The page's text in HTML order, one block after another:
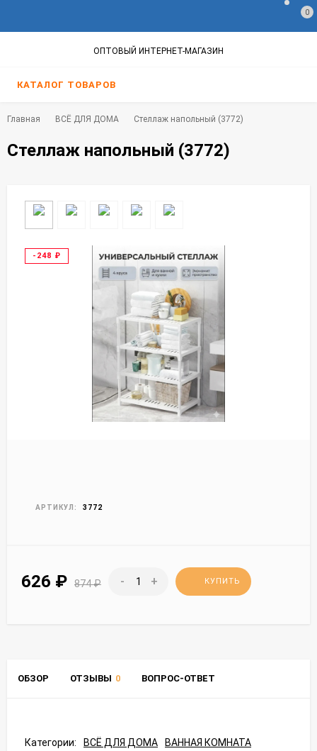
0
ОПТОВЫЙ ИНТЕРНЕТ-МАГАЗИН
КАТАЛОГ ТОВАРОВ
Главная ВСЁ ДЛЯ ДОМА Стеллаж напольный (3772)
Стеллаж напольный (3772)
-248 ₽
АРТИКУЛ: 3772
626 ₽ 874₽ - + КУПИТЬ
ОБЗОР ОТЗЫВЫ 0 ВОПРОС-ОТВЕТ
Категории: ВСЁ ДЛЯ ДОМА
ВАННАЯ КОМНАТА